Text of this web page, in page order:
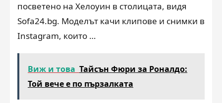
посветено на Хелоуин в столицата, видя
Sofa24.bg. Моделът качи клипове и снимки в
Instagram, които …
Виж и това Тайсън Фюри за Роналдо:
Той вече е по пързалката